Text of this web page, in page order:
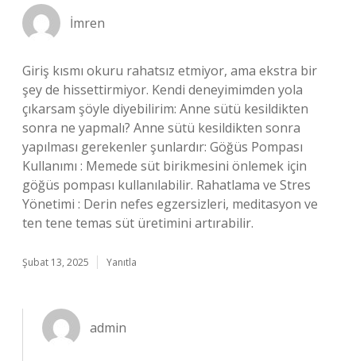
İmren
Giriş kısmı okuru rahatsız etmiyor, ama ekstra bir
şey de hissettirmiyor. Kendi deneyimimden yola
çıkarsam şöyle diyebilirim: Anne sütü kesildikten
sonra ne yapmalı? Anne sütü kesildikten sonra
yapılması gerekenler şunlardır: Göğüs Pompası
Kullanımı : Memede süt birikmesini önlemek için
göğüs pompası kullanılabilir. Rahatlama ve Stres
Yönetimi : Derin nefes egzersizleri, meditasyon ve
ten tene temas süt üretimini artırabilir.
Şubat 13, 2025 Yanıtla
admin